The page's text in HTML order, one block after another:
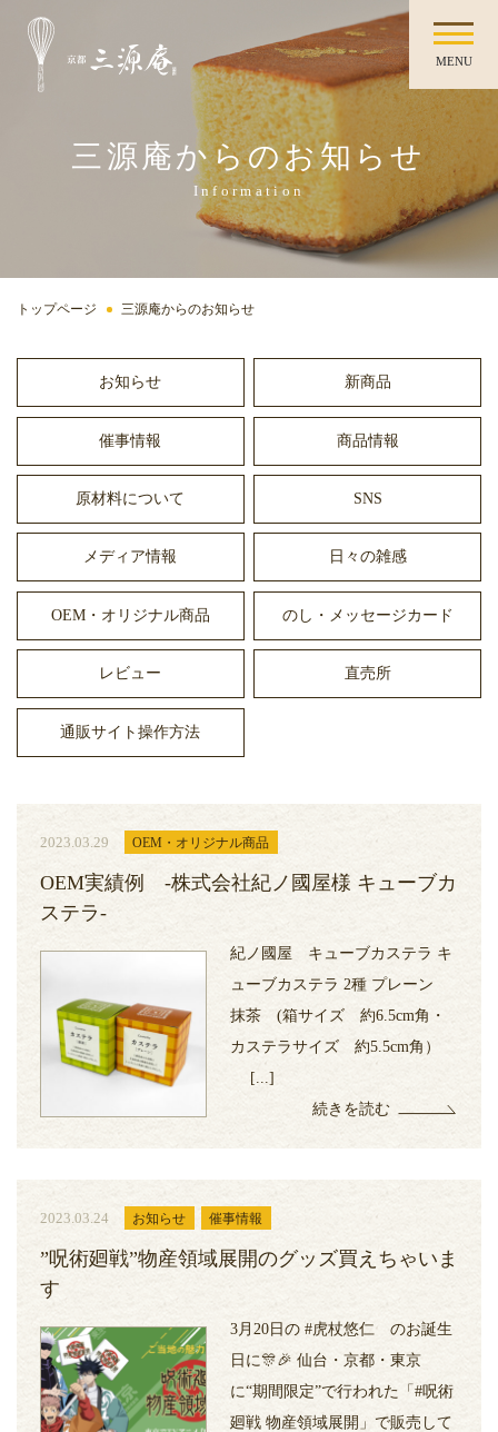
MENU
三源庵からのお知らせ
Information
トップページ 三源庵からのお知らせ
お知らせ 新商品
催事情報 商品情報
原材料について SNS
メディア情報 日々の雑感
OEM・オリジナル商品 のし・メッセージカード
レビュー 直売所
通販サイト操作方法
2023.03.29 OEM・オリジナル商品
OEM実績例 -株式会社紀ノ國屋様 キューブカ
ステラ-
紀ノ國屋 キューブカステラ キ
ューブカステラ 2種 プレーン
抹茶 (箱サイズ 約6.5cm角・
カステラサイズ 約5.5cm角）
[...]
続きを読む
2023.03.24 お知らせ 催事情報
”呪術廻戦”物産領域展開のグッズ買えちゃいま
す
3月20日の #虎杖悠仁 のお誕生
日に🎊🎉 仙台・京都・東京
に“期間限定”で行われた「#呪術
廻戦 物産領域展開」で販売して